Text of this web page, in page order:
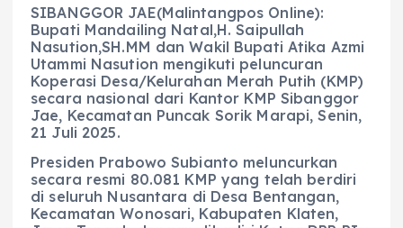
SIBANGGOR JAE(Malintangpos Online):
Bupati Mandailing Natal,H. Saipullah
Nasution,SH.MM dan Wakil Bupati Atika Azmi
Utammi Nasution mengikuti peluncuran
Koperasi Desa/Kelurahan Merah Putih (KMP)
secara nasional dari Kantor KMP Sibanggor
Jae, Kecamatan Puncak Sorik Marapi, Senin,
21 Juli 2025.
Presiden Prabowo Subianto meluncurkan
secara resmi 80.081 KMP yang telah berdiri
di seluruh Nusantara di Desa Bentangan,
Kecamatan Wonosari, Kabupaten Klaten,